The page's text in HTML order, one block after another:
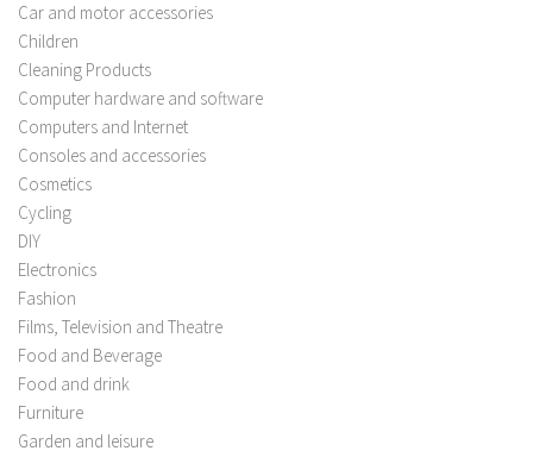
Car and motor accessories
Children
Cleaning Products
Computer hardware and software
Computers and Internet
Consoles and accessories
Cosmetics
Cycling
DIY
Electronics
Fashion
Films, Television and Theatre
Food and Beverage
Food and drink
Furniture
Garden and leisure